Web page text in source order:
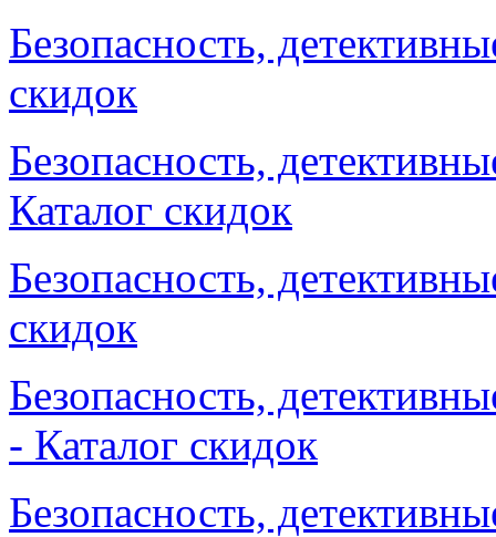
Безопасность,
скидок
Безопасность,
Каталог скидок
Безопасность,
скидок
Безопасность,
- Каталог скидок
Безопасность,